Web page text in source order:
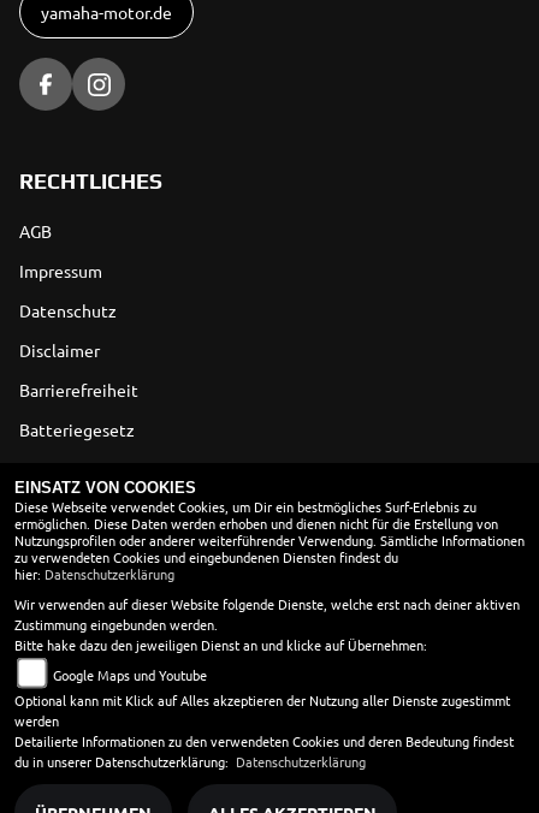
yamaha-motor.de
RECHTLICHES
AGB
Impressum
Datenschutz
Disclaimer
Barrierefreiheit
Batteriegesetz
ÖFFNUNGSZEITEN
Montag:
geschlossen
Dienstag:
09:00 - 13:00 und 14:00 - 18:00
Mittwoch:
09:00 - 13:00 und 14:00 - 18:00
Donnerstag:
09:00 - 13:00 und 14:00 - 18:00
Freitag:
09:00 - 13:00 und 14:00 - 18:00
Samstag:
09:00 - 14:00
Sonntag:
geschlossen
EINSATZ VON COOKIES
Diese Webseite verwendet Cookies, um Dir ein bestmögliches Surf-Erlebnis zu
ermöglichen. Diese Daten werden erhoben und dienen nicht für die Erstellung von
Nutzungsprofilen oder anderer weiterführender Verwendung. Sämtliche Informationen
zu verwendeten Cookies und eingebundenen Diensten findest du
hier: Datenschutzerklärung
Wir verwenden auf dieser Website folgende Dienste, welche erst nach deiner aktiven
Zustimmung eingebunden werden.
Bitte hake dazu den jeweiligen Dienst an und klicke auf Übernehmen:
Google Maps und Youtube
Optional kann mit Klick auf Alles akzeptieren der Nutzung aller Dienste zugestimmt
werden
Detailierte Informationen zu den verwendeten Cookies und deren Bedeutung findest
du in unserer Datenschutzerklärung: Datenschutzerklärung